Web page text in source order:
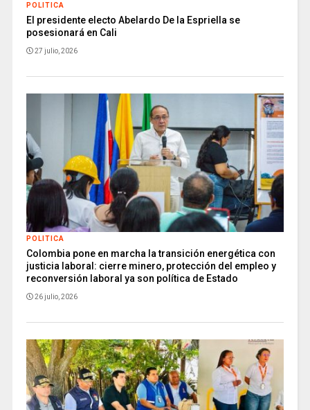
POLITICA
El presidente electo Abelardo De la Espriella se
posesionará en Cali
27 julio, 2026
POLITICA
Colombia pone en marcha la transición energética con
justicia laboral: cierre minero, protección del empleo y
reconversión laboral ya son política de Estado
26 julio, 2026